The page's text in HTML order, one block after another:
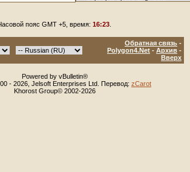
пояс GMT +5, время: 16:23
Обратная связь -
Polygon4.Net - Архив -
Вверх
Powered by vBulletin®
- 2026, Jelsoft Enterprises Ltd. Перевод: zCarot
Khorost Group© 2002-2026